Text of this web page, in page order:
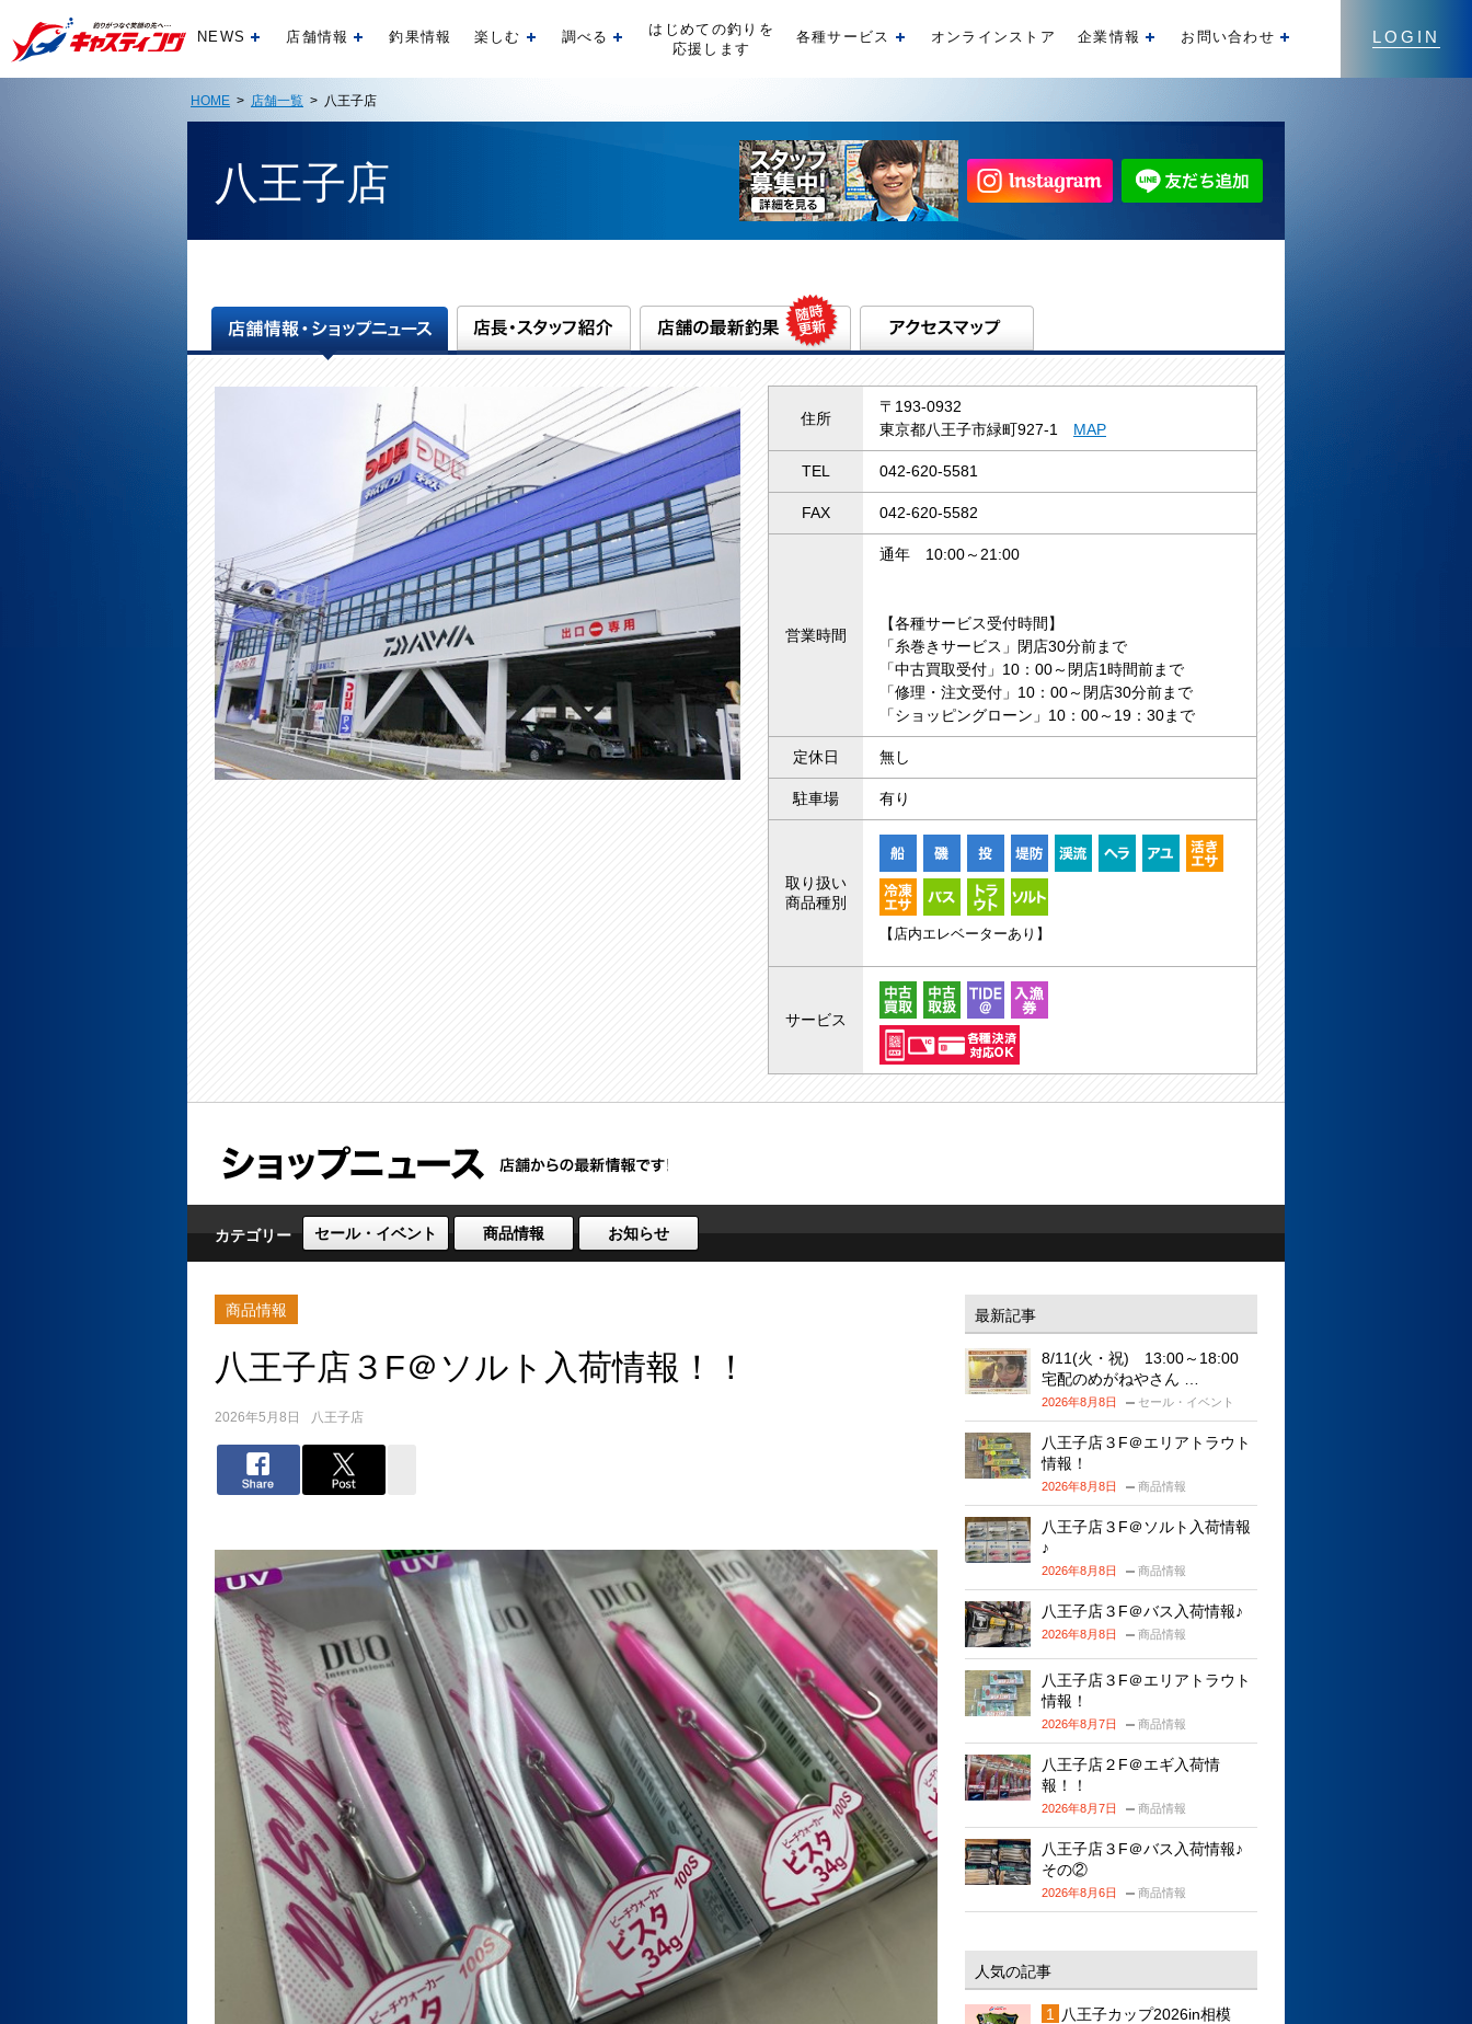
LOGIN
NEWS 開く店舗情報 開く釣果情報 楽しむ 開く調べる 開く
はじめての釣りを
応援します
各種サービス 開くオンラインストア 企業情報 開くお問い合わせ
HOME > 店舗一覧 > 八王子店
八王子店
住所
〒193-0932
東京都八王子市緑町927-1 MAP
TEL 042-620-5581
FAX 042-620-5582
営業時間
通年 10:00～21:00
【各種サービス受付時間】
「糸巻きサービス」閉店30分前まで
「中古買取受付」10：00～閉店1時間前まで
「修理・注文受付」10：00～閉店30分前まで
「ショッピングローン」10：00～19：30まで
定休日 無し
駐車場 有り
取り扱い
商品種別
【店内エレベーターあり】
サービス
カテゴリー セール・イベント 商品情報 お知らせ
商品情報
八王子店３F＠ソルト入荷情報！！
2026年5月8日 八王子店
最新記事
8/11(火・祝) 13:00～18:00
宅配のめがねやさん …
2026年8月8日 セール・イベント
八王子店３F＠エリアトラウト
情報！
2026年8月8日 商品情報
八王子店３F＠ソルト入荷情報
♪
2026年8月8日 商品情報
八王子店３F＠バス入荷情報♪
2026年8月8日 商品情報
八王子店３F＠エリアトラウト
情報！
2026年8月7日 商品情報
八王子店２F＠エギ入荷情
報！！
2026年8月7日 商品情報
八王子店３F＠バス入荷情報♪
その②
2026年8月6日 商品情報
人気の記事
八王子カップ2026in相模